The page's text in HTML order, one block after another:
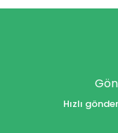
Hızlı